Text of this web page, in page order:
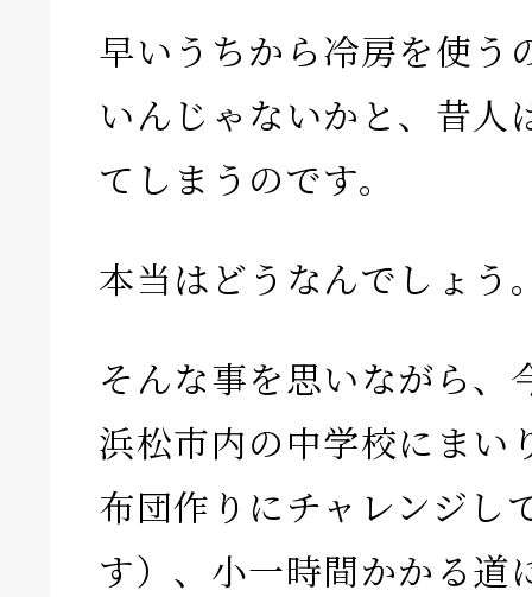
早いうちから冷房を使う
いんじゃないかと、昔人
てしまうのです。
本当はどうなんでしょう
そんな事を思いながら、
浜松市内の中学校にまい
布団作りにチャレンジし
す）、小一時間かかる道